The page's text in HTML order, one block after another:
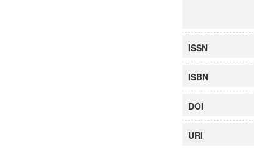
ISSN
ISBN
DOI
URI